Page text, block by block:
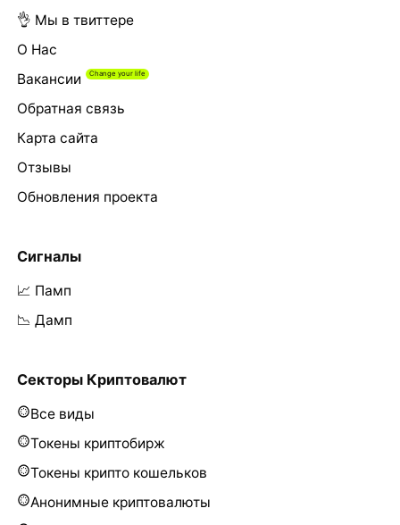
👌 Мы в твиттере
О Нас
Вакансии
Обратная связь
Карта сайта
Отзывы
Обновления проекта
Сигналы
📈 Памп
📉 Дамп
Секторы Криптовалют
Все виды
Токены криптобирж
Токены крипто кошельков
Анонимные криптовалюты